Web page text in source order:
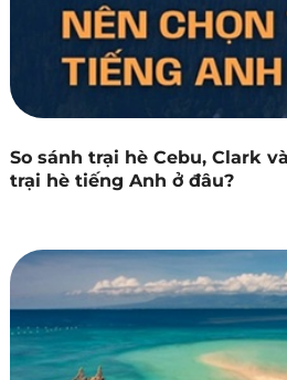
So sánh trại hè Cebu, Clark
trại hè tiếng Anh ở đâu?